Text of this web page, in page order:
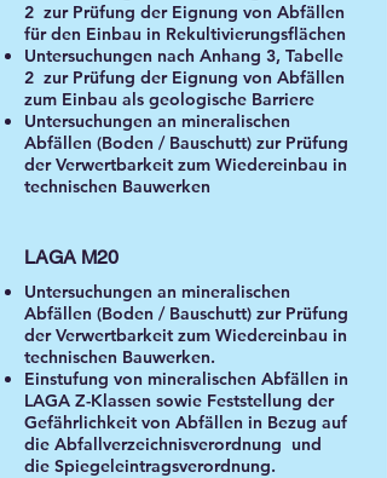
2 zur Prüfung der Eignung von Abfällen
für den Einbau in Rekultivierungsflächen
Untersuchungen nach Anhang 3, Tabelle
2 zur Prüfung der Eignung von Abfällen
zum Einbau als geologische Barriere
Untersuchungen an mineralischen
Abfällen (Boden / Bauschutt) zur Prüfung
der Verwertbarkeit zum Wiedereinbau in
technischen Bauwerken
LAGA M20
Untersuchungen an mineralischen
Abfällen (Boden / Bauschutt) zur Prüfung
der Verwertbarkeit zum Wiedereinbau in
technischen Bauwerken.
Einstufung von mineralischen Abfällen in
LAGA Z-Klassen sowie Feststellung der
Gefährlichkeit von Abfällen in Bezug auf
die Abfallverzeichnisverordnung und
die Spiegeleintragsverordnung.